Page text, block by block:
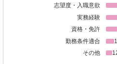
志望度・入職意欲
実務経験
資格・免許
勤務条件適合
その他